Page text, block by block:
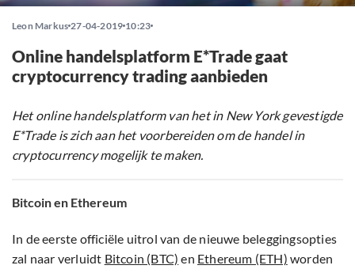
Leon Markus 27-04-2019 10:23
Online handelsplatform E*Trade gaat
cryptocurrency trading aanbieden
Het online handelsplatform van het in New York gevestigde
E*Trade is zich aan het voorbereiden om de handel in
cryptocurrency mogelijk te maken.
Bitcoin en Ethereum
In de eerste officiële uitrol van de nieuwe beleggingsopties
zal naar verluidt Bitcoin (BTC) en Ethereum (ETH) worden